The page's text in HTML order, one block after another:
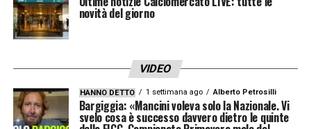
novità del giorno
VIDEO
HANNO DETTO 1 settimana ago Alberto Petrosilli
Bargiggia: «Mancini voleva solo la Nazionale. Vi
svelo cosa è successo davvero dietro le quinte